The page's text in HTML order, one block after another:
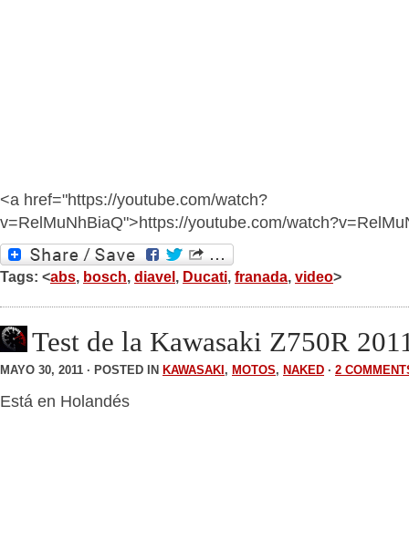
<a href="https://youtube.com/watch?
v=RelMuNhBiaQ">https://youtube.com/
Tags: <abs, bosch, diavel, Ducati, franada, video>
Test de la Kawasaki Z750R
MAYO 30, 2011 · POSTED IN KAWASAKI , MOTOS, NAKED · 2
Está en Holandés